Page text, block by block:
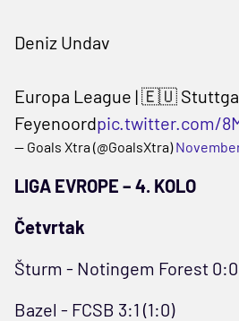
Deniz Undav
Europa League | 🇪🇺
Feyenoordpic.twitter.com/
— Goals Xtra (@GoalsXtra)
LIGA EVROPE – 4. KOLO
Četvrtak
Šturm - Notingem Forest 0:0
Bazel - FCSB 3:1 (1:0)